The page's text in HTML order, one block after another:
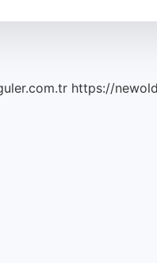
https://